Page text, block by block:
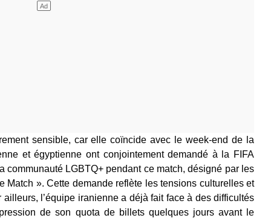
sensible, car elle coïncide avec le week-end de la
et égyptienne ont conjointement demandé à la FIFA
communauté LGBTQ+ pendant ce match, désigné par les
Match ». Cette demande reflète les tensions culturelles et
l’équipe iranienne a déjà fait face à des difficultés
de son quota de billets quelques jours avant le